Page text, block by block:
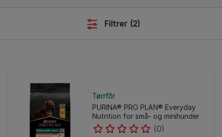
Filtrer (2)
Tørrfôr
PURINA® PRO PLAN® Everyday
Nutrition for små- og minihunder
(0)